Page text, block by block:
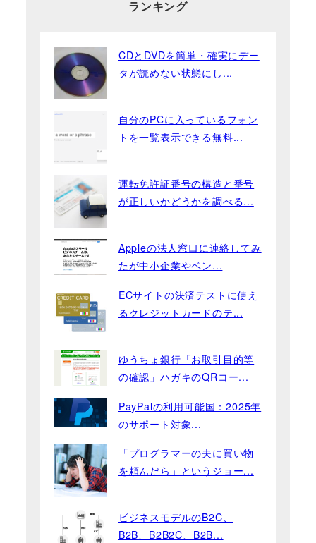
ランキング
CDとDVDを簡単・確実にデー
タが読めない状態にし...
自分のPCに入っているフォン
トを一覧表示できる無料...
運転免許証番号の構造と番号
が正しいかどうかを調べる...
Appleの法人窓口に連絡してみ
たが中小企業やベン...
ECサイトの決済テストに使え
るクレジットカードのテ...
ゆうちょ銀行「お取引目的等
の確認」ハガキのQRコー...
PayPalの利用可能国：2025年
のサポート対象...
「プログラマーの夫に買い物
を頼んだら」というジョー...
ビジネスモデルのB2C、
B2B、B2B2C、B2B...